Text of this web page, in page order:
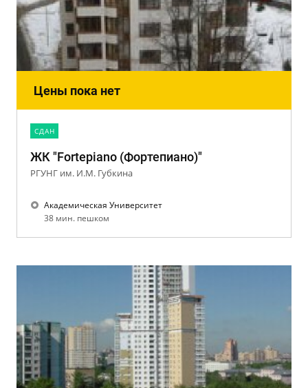
Цены пока нет
CДАН
ЖК "Fortepiano (Фортепиано)"
РГУНГ им. И.М. Губкина
Академическая Университет
38 мин. пешком